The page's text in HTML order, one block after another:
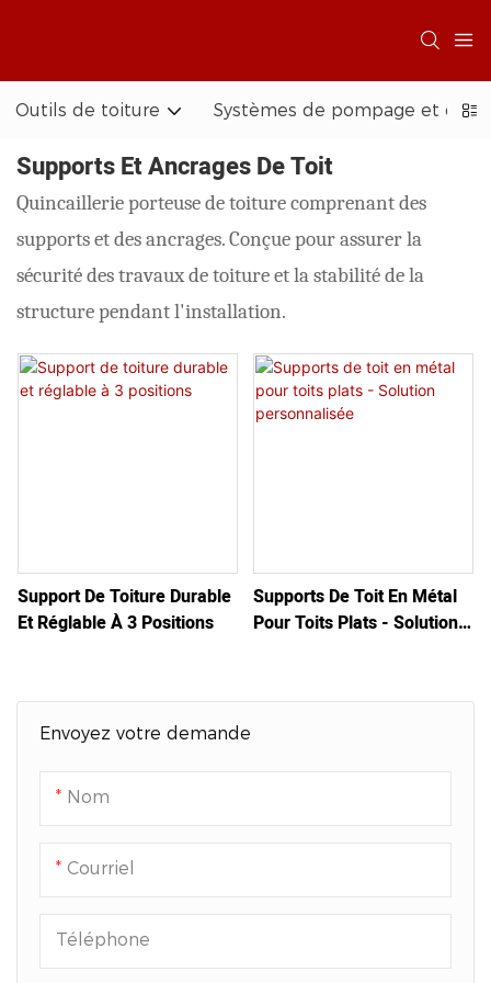
Outils de toiture Systèmes de pompage et
Supports Et Ancrages De Toit
Quincaillerie porteuse de toiture comprenant des
supports et des ancrages. Conçue pour assurer la
sécurité des travaux de toiture et la stabilité de la
structure pendant l'installation.
Envoyez votre demande
Nom
Courriel
Téléphone
Support De Toiture Durable
Et Réglable À 3 Positions
Supports De Toit En Métal
Pour Toits Plats - Solution